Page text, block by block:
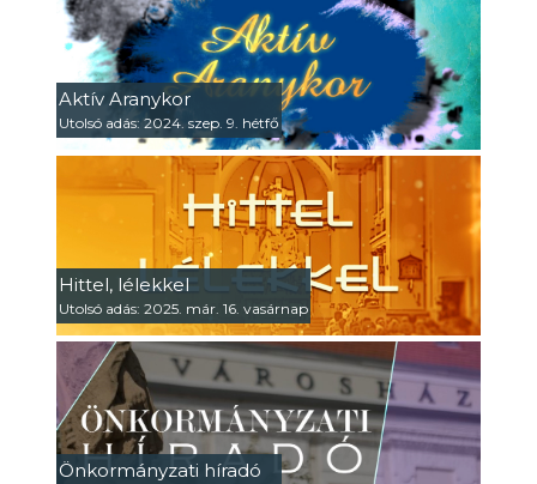
Aktív Aranykor
Utolsó adás: 2024. szep. 9. hétfő
Hittel, lélekkel
Utolsó adás: 2025. már. 16. vasárnap
Önkormányzati híradó